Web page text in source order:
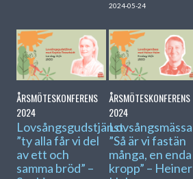
2024-05-24
ÅRSMÖTESKONFERENS
2024
Lovsångsgudstjänst.
”ty alla får vi del
av ett och
samma bröd” –
ÅRSMÖTESKONFERENS
2024
Lovsångsmässa
”Så är vi fastän
många, en enda
kropp” – Heiner